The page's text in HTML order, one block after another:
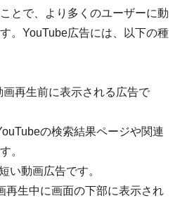
とで、より多くのユーザーに動
。YouTube広告には、以下の種
再生前に表示される広告で
の検索結果ページや関連
。
い動画広告です。
再生中に画面の下部に表示され